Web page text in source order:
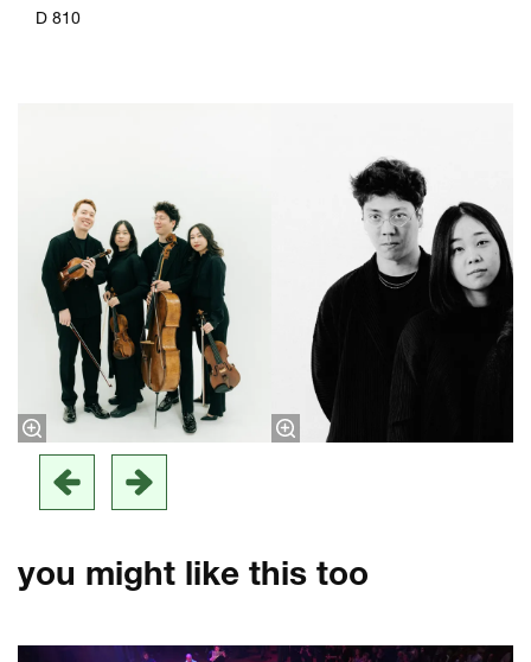
D 810
you might like this too